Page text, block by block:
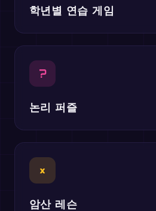
학년별 연습 게임
?
논리 퍼즐
×
암산 레슨